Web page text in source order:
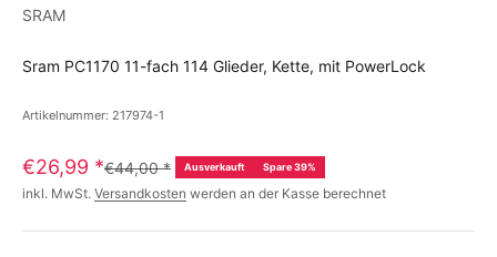
SRAM
Sram PC1170 11-fach 114 Glieder, Kette, mit PowerLock
Artikelnummer: 217974-1
€26,99 *€44,00* Ausverkauft Spare 39%
inkl. MwSt. Versandkosten werden an der Kasse berechnet